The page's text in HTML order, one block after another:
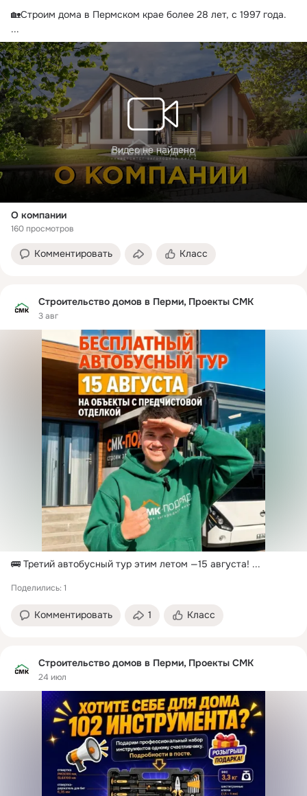
🏡Строим дома в Пермском крае более 28 лет, с 1997 года.
...
Видео не найдено
О компании
160 просмотров
Комментировать Класс
Строительство домов в Перми, Проекты СМК
3 авг
🚌 Третий автобусный тур этим летом —15 августа! ...
Поделились: 1
Комментировать 1 Класс
Строительство домов в Перми, Проекты СМК
24 июл